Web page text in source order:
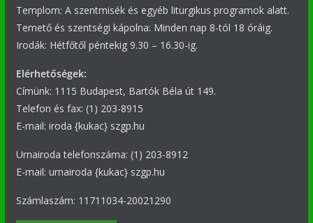
Templom: A szentmisék és egyéb liturgikus programok alatt.
Temető és szentségi kápolna: Minden nap 8-tól 18 óráig.
Irodák: Hétfőtől péntekig 9.30 – 16.30-ig.
Elérhetőségek:
Címünk: 1115 Budapest, Bartók Béla út 149.
Telefon és fax: (1) 203-8915
E-mail: iroda {kukac} szgp.hu
Urnairoda telefonszáma: (1) 203-8912
E-mail: urnairoda {kukac} szgp.hu
Számlaszám: 11711034-20021290